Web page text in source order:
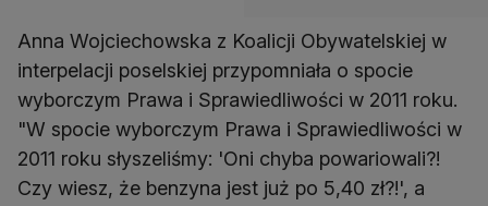
Anna Wojciechowska z Koalicji Obywatelskiej w
interpelacji poselskiej przypomniała o spocie
wyborczym Prawa i Sprawiedliwości w 2011 roku.
"W spocie wyborczym Prawa i Sprawiedliwości w
2011 roku słyszeliśmy: 'Oni chyba powariowali?!
Czy wiesz, że benzyna jest już po 5,40 zł?!', a